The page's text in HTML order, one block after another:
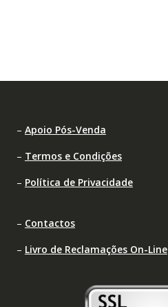
– Apoio Pós-Venda
– Termos e Condições
– Política de Privacidade
– Contactos
– Livro de Reclamações On-Line